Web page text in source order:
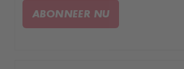
ABONNEER NU